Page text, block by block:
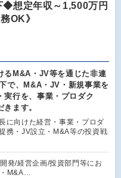
◆想定年収～1,500万円
OK》
るM&A・JV等を通じた非連
で、M&A・JV・新規事業を
実行を、事業・プロダク
ます。
に向けた経営・事業・プロダ
携・JV設立・M&A等の投資戦
発/経営企画/投資部門等にお
M&A…